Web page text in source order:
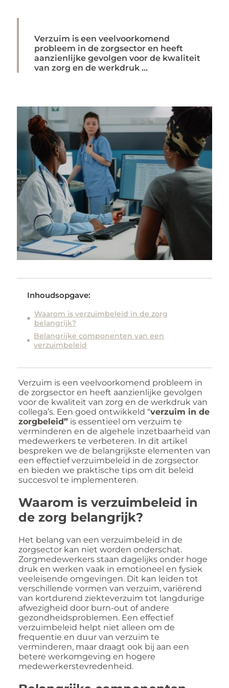
Verzuim is een veelvoorkomend
probleem in de zorgsector en heeft
aanzienlijke gevolgen voor de kwaliteit
van zorg en de werkdruk ...
Inhoudsopgave:
Waarom is verzuimbeleid in de zorg
belangrijk?
Belangrijke componenten van een
verzuimbeleid
Verzuim is een veelvoorkomend probleem in
de zorgsector en heeft aanzienlijke gevolgen
voor de kwaliteit van zorg en de werkdruk van
collega’s. Een goed ontwikkeld “verzuim in de
zorgbeleid” is essentieel om verzuim te
verminderen en de algehele inzetbaarheid van
medewerkers te verbeteren. In dit artikel
bespreken we de belangrijkste elementen van
een effectief verzuimbeleid in de zorgsector
en bieden we praktische tips om dit beleid
succesvol te implementeren.
Waarom is verzuimbeleid in
de zorg belangrijk?
Het belang van een verzuimbeleid in de
zorgsector kan niet worden onderschat.
Zorgmedewerkers staan dagelijks onder hoge
druk en werken vaak in emotioneel en fysiek
veeleisende omgevingen. Dit kan leiden tot
verschillende vormen van verzuim, variërend
van kortdurend ziekteverzuim tot langdurige
afwezigheid door burn-out of andere
gezondheidsproblemen. Een effectief
verzuimbeleid helpt niet alleen om de
frequentie en duur van verzuim te
verminderen, maar draagt ook bij aan een
betere werkomgeving en hogere
medewerkerstevredenheid.